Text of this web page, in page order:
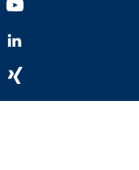
Youtube